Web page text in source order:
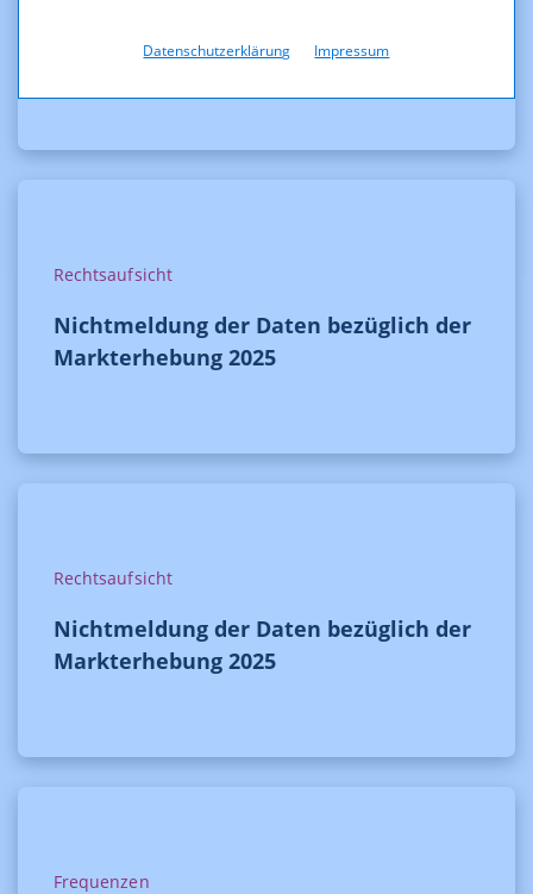
Datenschutzerklärung Impressum
der technischen Parameter
Rechtsaufsicht
Nichtmeldung der Daten bezüglich der
Markterhebung 2025
Rechtsaufsicht
Nichtmeldung der Daten bezüglich der
Markterhebung 2025
Frequenzen